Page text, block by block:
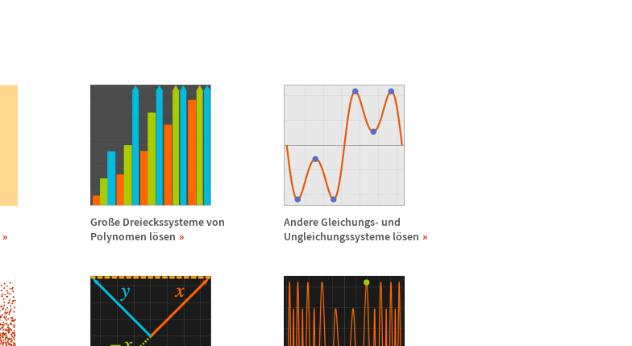
Große Dreieckssysteme von
Polynomen lösen
Andere Gleichungs- und
Ungleichungssysteme lösen